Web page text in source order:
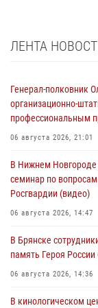
ЛЕНТА
Генерал-полковник
организационно-
профессиональным
06 августа 2026, 21:01
В Нижнем Новгороде
семинар по
Росгвардии (видео)
06 августа 2026, 14:47
В Брянске
память Героя
06 августа 2026, 14:36
В кинологическом